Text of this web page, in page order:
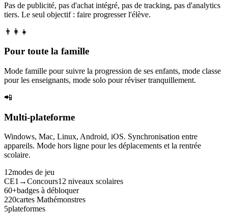
Pas de publicité, pas d'achat intégré, pas de tracking, pas d'analytics
tiers. Le seul objectif : faire progresser l'élève.
👨‍👩‍👧
Pour toute la famille
Mode famille pour suivre la progression de ses enfants, mode classe
pour les enseignants, mode solo pour réviser tranquillement.
📲
Multi-plateforme
Windows, Mac, Linux, Android, iOS. Synchronisation entre
appareils. Mode hors ligne pour les déplacements et la rentrée
scolaire.
12modes de jeu
CE1→Concours12 niveaux scolaires
60+badges à débloquer
220cartes Mathémonstres
5plateformes